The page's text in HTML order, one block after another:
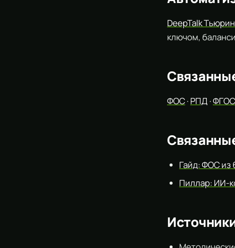
DeepTalk
ключом,
ФОС· РПД ·
Гайд: ФОС из
Пиллар: ИИ-